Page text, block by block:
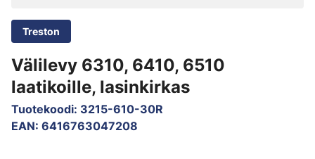
Treston
Välilevy 6310, 6410, 6510
laatikoille, lasinkirkas
Tuotekoodi: 3215-610-30R
EAN: 6416763047208